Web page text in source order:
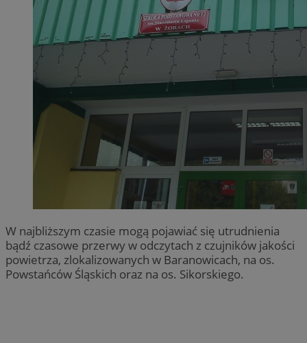
W najbliższym czasie mogą pojawiać się utrudnienia
bądź czasowe przerwy w odczytach z czujników jakości
powietrza, zlokalizowanych w Baranowicach, na os.
Powstańców Śląskich oraz na os. Sikorskiego.